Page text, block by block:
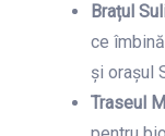
Brațul
ce
și orașul
Traseul